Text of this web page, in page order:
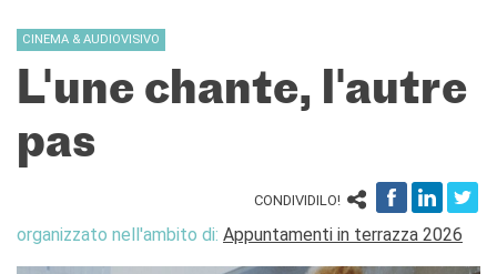
AGENDA
Francese generale
DALF
Corsi per scuole
CINEMA & AUDIOVISIVO
L'une chante, l'autre
pas
CONDIVIDILO!
organizzato nell'ambito di: Appuntamenti in terrazza 2026